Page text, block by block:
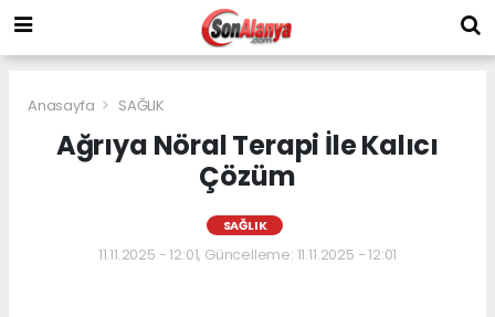
Anasayfa SAĞLIK
Ağrıya Nöral Terapi İle Kalıcı
Çözüm
SAĞLIK
11.11.2025 - 12:01, Güncelleme: 11.11.2025 - 12:01